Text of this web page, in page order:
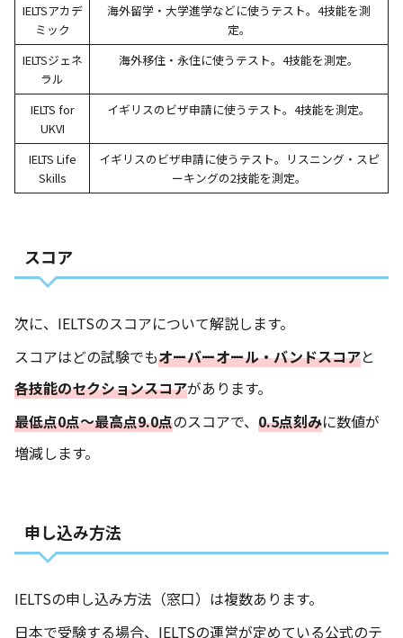
IELTSアカデ
ミック
海外留学・大学進学などに使うテスト。4技能を測
定。
IELTSジェネ
ラル
海外移住・永住に使うテスト。4技能を測定。
IELTS for
UKVI
イギリスのビザ申請に使うテスト。4技能を測定。
IELTS Life
Skills
イギリスのビザ申請に使うテスト。リスニング・スピ
ーキングの2技能を測定。
スコア
次に、IELTSのスコアについて解説します。
スコアはどの試験でもオーバーオール・バンドスコアと
各技能のセクションスコアがあります。
最低点0点〜最高点9.0点のスコアで、 0.5点刻みに数値が
増減します。
申し込み方法
IELTSの申し込み方法（窓口）は複数あります。
日本で受験する場合、IELTSの運営が定めている公式のテ